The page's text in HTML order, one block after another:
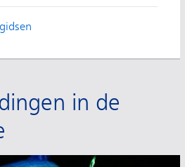
in de